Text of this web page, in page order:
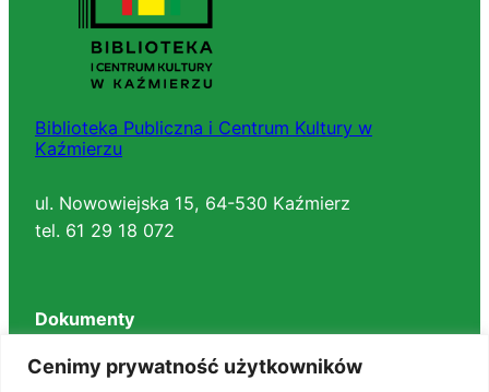
Cenimy prywatność użytkowników
Biblioteka Publiczna i Centrum Kultury w
Kaźmierzu
ul. Nowowiejska 15, 64-530 Kaźmierz
tel. 61 29 18 072
Dokumenty
Regulaminy